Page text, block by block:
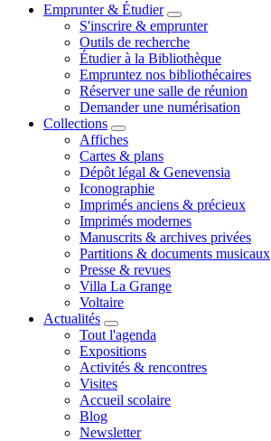
Emprunter & Étudier
S'inscrire & emprunter
Outils de recherche
Étudier à la Bibliothèque
Empruntez nos bibliothécaires
Réserver une salle de réunion
Demander une numérisation
Collections
Affiches
Cartes & plans
Dépôt légal & Genevensia
Iconographie
Imprimés anciens & précieux
Imprimés modernes
Manuscrits & archives privées
Partitions & documents musicaux
Presse & revues
Villa La Grange
Voltaire
Actualités
Tout l'agenda
Expositions
Activités & rencontres
Visites
Accueil scolaire
Blog
Newsletter